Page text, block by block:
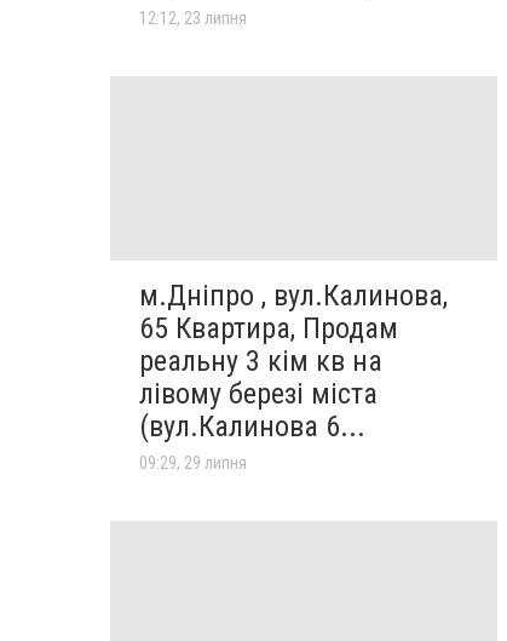
12:12, 23 липня
м.Дніпро , вул.Калинова,
65 Квартира, Продам
реальну 3 кім кв на
лівому березі міста
(вул.Калинова 6...
09:29, 29 липня